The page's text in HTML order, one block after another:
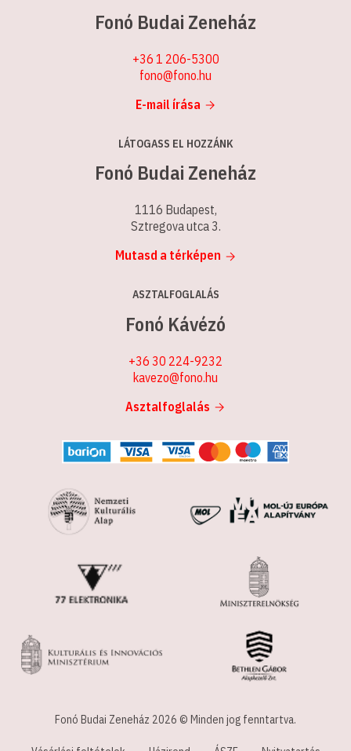
Fonó Budai Zeneház
+36 1 206-5300
fono@fono.hu
E-mail írása
LÁTOGASS EL HOZZÁNK
Fonó Budai Zeneház
1116 Budapest,
Sztregova utca 3.
Mutasd a térképen
ASZTALFOGLALÁS
Fonó Kávézó
+36 30 224-9232
kavezo@fono.hu
Asztalfoglalás
Fonó Budai Zeneház 2026 © Minden jog fenntartva.